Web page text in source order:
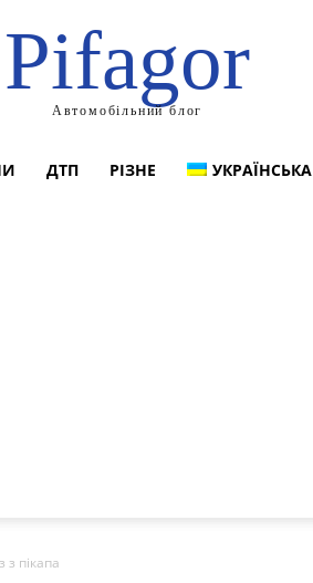
Pifagor
Автомобільний блог
ДТП РІЗНЕ УКРАЇНСЬКА
з пікапа